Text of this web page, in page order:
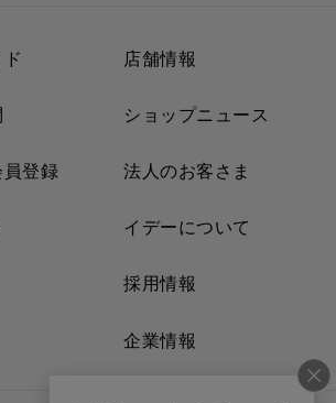
録
店舗情報
ショップニュース
法人のお客さま
イデーについて
採用情報
企業情報